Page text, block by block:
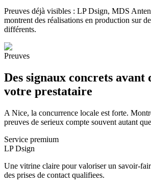
Preuves déjà visibles : LP Dsign, MDS
montrent des réalisations en production sur
différents.
Preuves
Des signaux concrets avant
votre prestataire
A Nice, la concurrence locale est forte.
preuves de serieux compte souvent autant
Service premium
LP Dsign
Une vitrine claire pour valoriser un savoir-
des prises de contact qualifiees.